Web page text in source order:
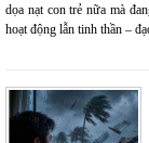
dọa nạt con trẻ nữa mà
hoạt động lẫn tinh thần –